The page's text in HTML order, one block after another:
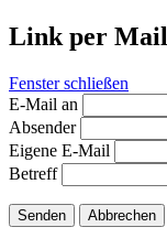
Link per Mail
Fenster schließen
E-Mail an
Absender
Eigene E-Mail
Betreff
Senden Abbrechen